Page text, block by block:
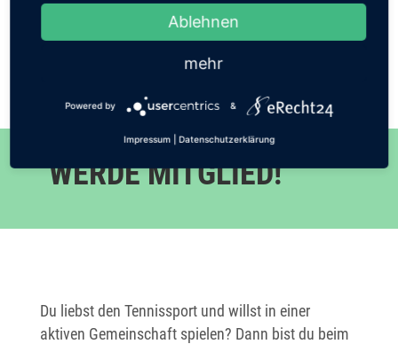
🎾 [dsm_masonry_gallery
524" _builder_version="4.27.6"...
WERDE MITGLIED!
Du liebst den Tennissport und willst in einer
aktiven Gemeinschaft spielen? Dann bist du beim
Ablehnen
mehr
Powered by &
Impressum Datenschutzerklärung